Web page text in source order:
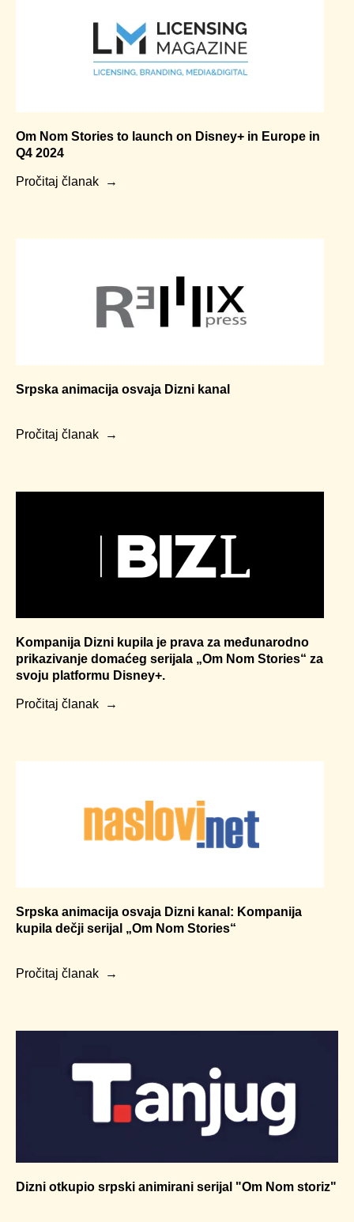
Om Nom Stories to launch on Disney+ in Europe in
Q4 2024
Pročitaj članak
Srpska animacija osvaja Dizni kanal
Pročitaj članak
Kompanija Dizni kupila je prava za međunarodno
prikazivanje domaćeg serijala „Om Nom Stories“ za
svoju platformu Disney+.
Pročitaj članak
Srpska animacija osvaja Dizni kanal: Kompanija
kupila dečji serijal „Om Nom Stories“
Pročitaj članak
Dizni otkupio srpski animirani serijal "Om Nom storiz"